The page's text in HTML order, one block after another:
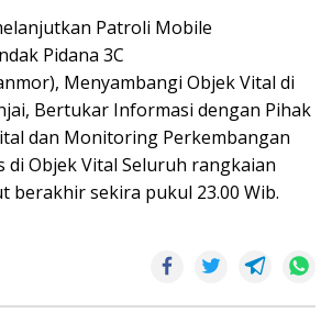
Patroli Mobile
Pidana 3C
Menyambangi Objek Vital di
Bertukar Informasi dengan Pihak
dan Monitoring Perkembangan
di Objek Vital Seluruh rangkaian
berakhir sekira pukul 23.00 Wib.